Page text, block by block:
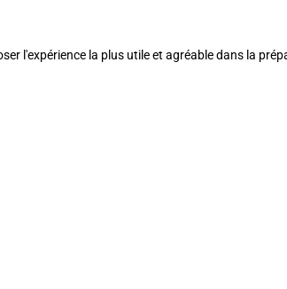
l'expérience la plus utile et agréable dans la